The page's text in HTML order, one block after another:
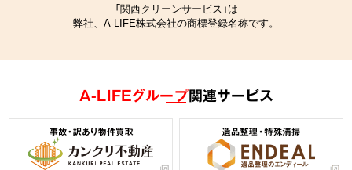
「関西クリーンサービス」は
弊社、A-LIFE株式会社の商標登録名称です。
A-LIFEグループ関連サービス